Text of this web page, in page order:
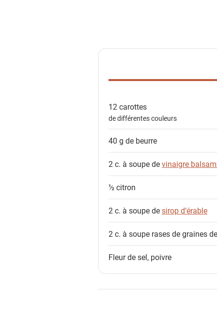
12 carottes
de différentes couleurs
40 g de beurre
2 c. à soupe devinaigre
½citron
2 c. à soupe desirop d’érable
2 c. à soupe rases degraines
Fleur de sel, poivre